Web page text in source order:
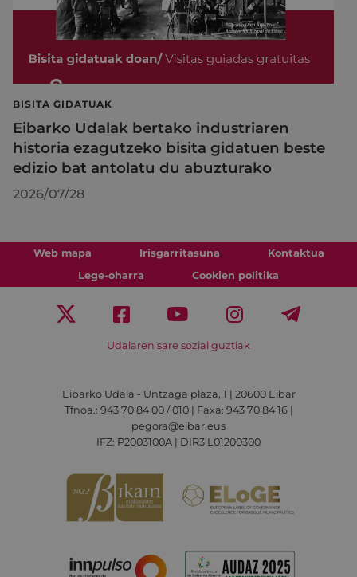
BISITA GIDATUAK
Eibarko Udalak bertako industriaren
historia ezagutzeko bisita gidatuen beste
edizio bat antolatu du abuzturako
2026/07/28
Web mapa Irisgarritasuna
Kontaktua
Lege-oharra
Cookien politika
Udalaren sare sozial guztiak
Eibarko Udala - Untzaga plaza, 1 | 20600 Eibar
Tfnoa.: 943 70 84 00 / 010 | Faxa: 943 70 84 16 |
pegora@eibar.eus
IFZ: P2003100A | DIR3 L01200300